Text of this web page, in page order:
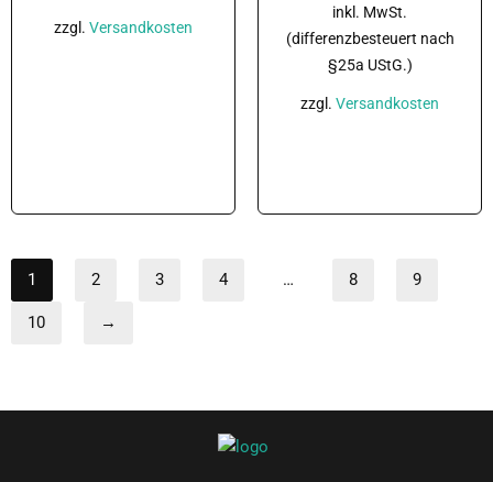
zzgl. Versandkosten
inkl. MwSt.
(differenzbesteuert nach
§25a UStG.)
zzgl. Versandkosten
1 2 3 4 … 8 9
10 →